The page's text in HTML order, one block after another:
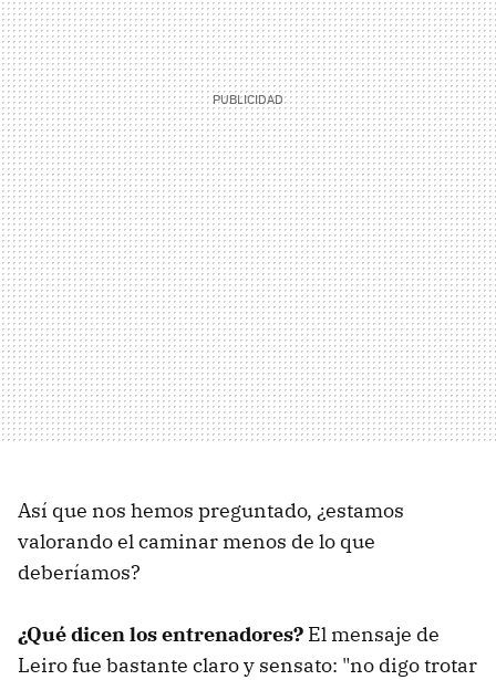
Así que nos hemos preguntado, ¿estamos
valorando el caminar menos de lo que
deberíamos?
¿Qué dicen los entrenadores? El mensaje de
Leiro fue bastante claro y sensato: "no digo trotar